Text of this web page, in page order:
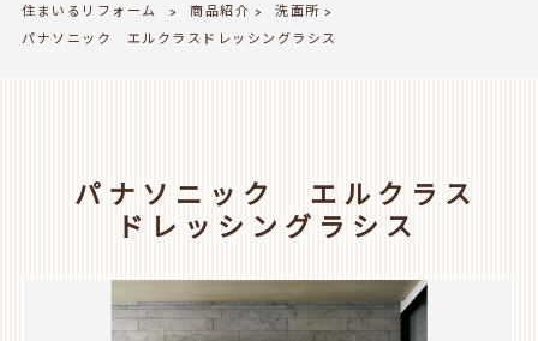
住まいるリフォーム > 商品紹介 > 洗面所 >
パナソニック エルクラスドレッシングラシス
パナソニック エルクラス
ドレッシングラシス